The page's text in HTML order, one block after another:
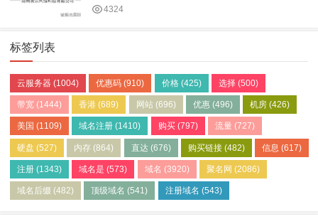
4324
标签列表
云服务器 (1004) 优惠码 (910) 价格(425) 选择(500)
带宽 (1444) 香港 (689) 网站(696) 优惠(496) 机房 (426)
美国 (1109) 域名注册 (1410) 购买(797) 流量(727)
硬盘 (527) 内存 (864) 直达 (676) 购买链接(482) 信息 (617)
注册 (1343) 域名是 (573) 域名 (3920) 聚名网 (2086)
域名后缀 (482) 顶级域名 (541) 注册域名 (543)